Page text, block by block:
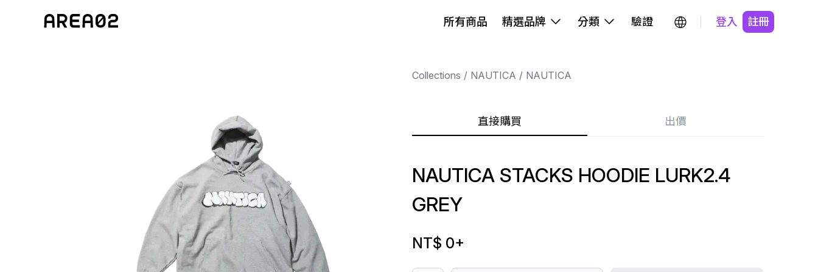
所有商品 精選品牌 分類 驗證 登入 註冊
Collections NAUTICA NAUTICA
直接購買 出價
NAUTICA STACKS HOODIE LURK2.4
GREY
NT$ 0+